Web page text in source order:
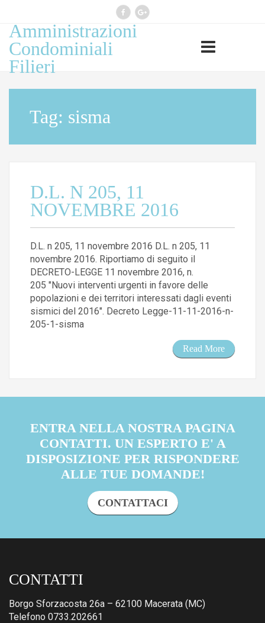
Professione esercitata ai sensi
legge 14 gennaio 2013, n 4
Amministrazioni
Condominiali
Filieri
Tag: sisma
D.L. N 205, 11
NOVEMBRE 2016
D.L. n 205, 11 novembre 2016 D.L. n 205, 11
novembre 2016. Riportiamo di seguito il
DECRETO-LEGGE 11 novembre 2016, n.
205 "Nuovi interventi urgenti in favore delle
popolazioni e dei territori interessati dagli eventi
sismici del 2016". Decreto Legge-11-11-2016-n-
205-1-sisma
Read More
ENTRA NELLA NOSTRA PAGINA
CONTATTI. UN ESPERTO E' A
DISPOSIZIONE PER RISPONDERE
ALLE TUE DOMANDE!
CONTATTACI
CONTATTI
Borgo Sforzacosta 26a – 62100 Macerata (MC)
Telefono 0733.202661